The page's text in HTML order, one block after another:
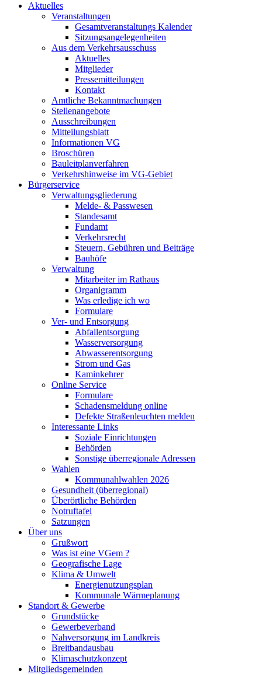
Aktuelles
Veranstaltungen
Gesamtveranstaltungs Kalender
Sitzungsangelegenheiten
Aus dem Verkehrsausschuss
Aktuelles
Mitglieder
Pressemitteilungen
Kontakt
Amtliche Bekanntmachungen
Stellenangebote
Ausschreibungen
Mitteilungsblatt
Informationen VG
Broschüren
Bauleitplanverfahren
Verkehrshinweise im VG-Gebiet
Bürgerservice
Verwaltungsgliederung
Melde- & Passwesen
Standesamt
Fundamt
Verkehrsrecht
Steuern, Gebühren und Beiträge
Bauhöfe
Verwaltung
Mitarbeiter im Rathaus
Organigramm
Was erledige ich wo
Formulare
Ver- und Entsorgung
Abfallentsorgung
Wasserversorgung
Abwasserentsorgung
Strom und Gas
Kaminkehrer
Online Service
Formulare
Schadensmeldung online
Defekte Straßenleuchten melden
Interessante Links
Soziale Einrichtungen
Behörden
Sonstige überregionale Adressen
Wahlen
Kommunahlwahlen 2026
Gesundheit (überregional)
Überörtliche Behörden
Notruftafel
Satzungen
Über uns
Grußwort
Was ist eine VGem ?
Geografische Lage
Klima & Umwelt
Energienutzungsplan
Kommunale Wärmeplanung
Standort & Gewerbe
Grundstücke
Gewerbeverband
Nahversorgung im Landkreis
Breitbandausbau
Klimaschutzkonzept
Mitgliedsgemeinden